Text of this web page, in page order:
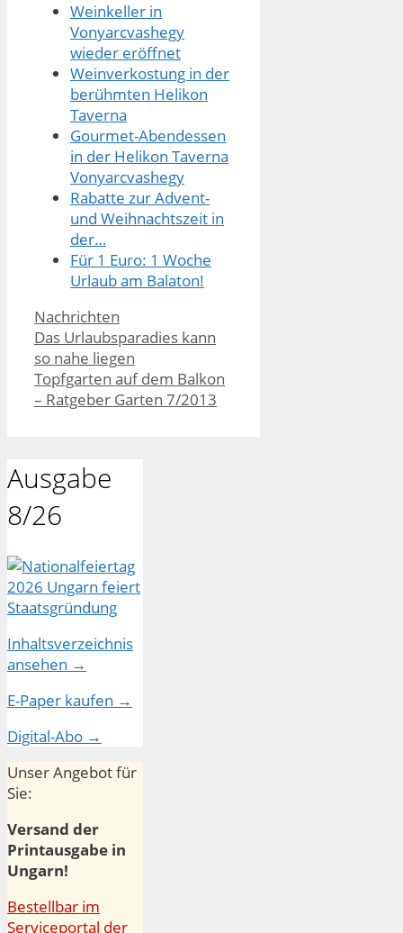
Weinkeller in
Vonyarcvashegy
wieder eröffnet
Weinverkostung in der
berühmten Helikon
Taverna
Gourmet-Abendessen
in der Helikon Taverna
Vonyarcvashegy
Rabatte zur Advent-
und Weihnachtszeit in
der…
Für 1 Euro: 1 Woche
Urlaub am Balaton!
Kategorien
Nachrichten
Das Urlaubsparadies kann
so nahe liegen
Topfgarten auf dem Balkon
– Ratgeber Garten 7/2013
Ausgabe
8/26
Inhaltsverzeichnis
ansehen →
E-Paper kaufen →
Digital-Abo →
Unser Angebot für
Sie:
Versand der
Printausgabe in
Ungarn!
Bestellbar im
Serviceportal der